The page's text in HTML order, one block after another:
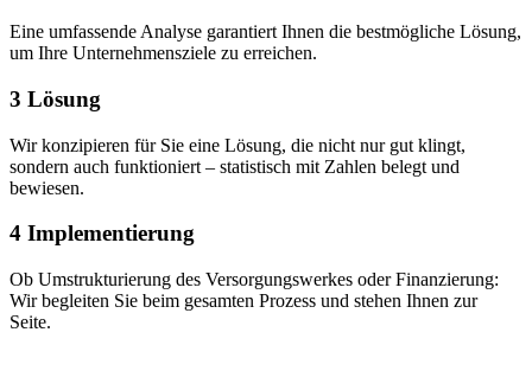
Eine umfassende Analyse garantiert Ihnen die bestmögliche Lösung,
um Ihre Unternehmensziele zu erreichen.
3 Lösung
Wir konzipieren für Sie eine Lösung, die nicht nur gut klingt,
sondern auch funktioniert – statistisch mit Zahlen belegt und
bewiesen.
4 Implementierung
Ob Umstrukturierung des Versorgungswerkes oder Finanzierung:
Wir begleiten Sie beim gesamten Prozess und stehen Ihnen zur
Seite.